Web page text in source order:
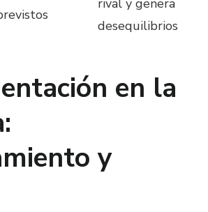
rival y genera
desequilibrios
en la
y